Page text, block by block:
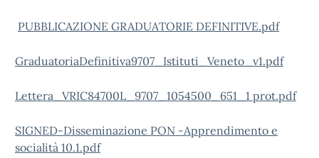
PUBBLICAZIONE GRADUATORIE DEFINITIVE.pdf
GraduatoriaDefinitiva9707_Istituti_Veneto_v1.pdf
Lettera_VRIC84700L_9707_1054500_651_1 prot.pdf
SIGNED-Disseminazione PON -Apprendimento e
socialità 10.1.pdf